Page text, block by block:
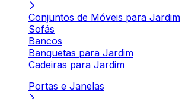
Conjuntos de Móveis para Jardim
Sofás
Bancos
Banquetas para Jardim
Cadeiras para Jardim
Portas e Janelas